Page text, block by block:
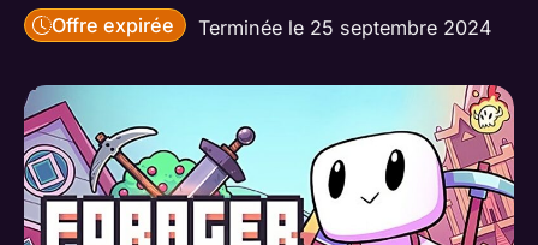
Offre expirée Terminée le 25 septembre 2024